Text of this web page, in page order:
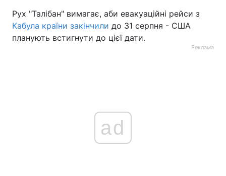
Рух "Талібан" вимагає, аби евакуаційні рейси з
Кабула країни закінчили до 31 серпня - США
планують встигнути до цієї дати.
Реклама
ad